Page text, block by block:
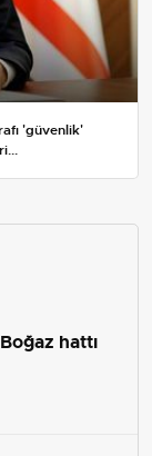
'güvenlik'
hattı